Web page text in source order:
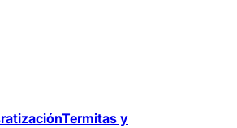
Termitas y